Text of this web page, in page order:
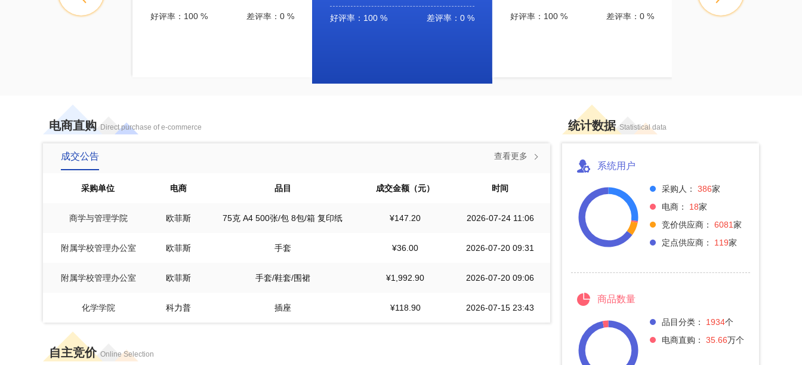
差评率：0 % 好评率：100 % 差评率：0 % 好评率：100 % 差评率：0 % 好评率：100 % 差评率：0 % 好评率：100 %
电商直购 Direct purchase of e-commerce
成交公告 查看更多
采购单位 电商 品目 成交金额（元） 时间
商学与管理学院 欧菲斯 75克 A4 500张/包 8包/箱 复印纸 ¥147.20 2026-07-24 11:06
附属学校管理办公室 欧菲斯 手套 ¥36.00 2026-07-20 09:31
附属学校管理办公室 欧菲斯 手套/鞋套/围裙 ¥1,992.90 2026-07-20 09:06
化学学院 科力普 插座 ¥118.90 2026-07-15 23:43
自主竞价Online Selection
统计数据Statistical data
系统用户
采购人： 386家
电商： 18家
竞价供应商： 6081家
定点供应商： 119家
商品数量
品目分类： 1934个
电商直购： 35.66万个